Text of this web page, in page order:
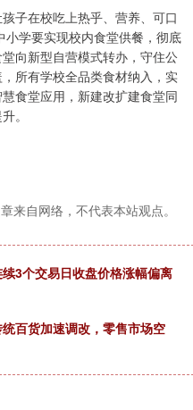
子在校吃上热乎、营养、可口
学要实现校内食堂供餐，彻底
向新型自营模式转办，守住公
所有学校全品类食材纳入，实
食堂应用，新建改扩建食堂同
。
来自网络，不代表本站观点。
3个交易日收盘价格涨幅偏离
百货加速调改，零售市场空